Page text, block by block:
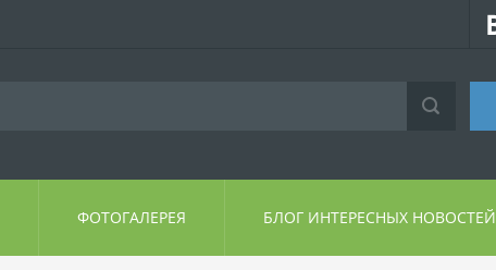
ФОТОГАЛЕРЕЯ БЛОГ ИНТЕРЕСНЫХ НОВОСТЕЙ